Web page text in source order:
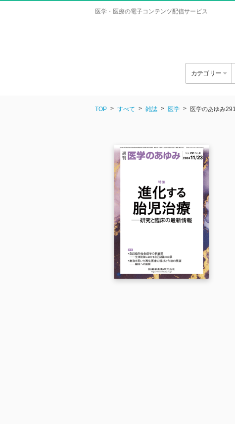
医学・医療の電子コンテンツ配信サービス
カテゴリー
TOP すべて 雑誌 医学 医学のあゆみ